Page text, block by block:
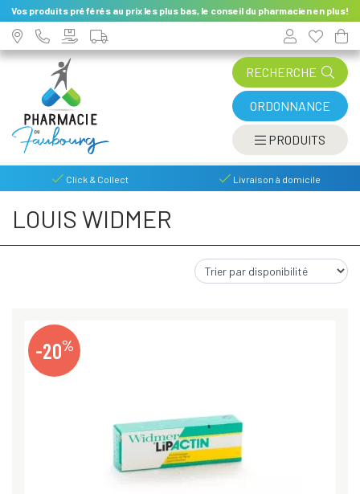
Vos produits préférés au prix les plus bas, le conseil du pharmacien en plus!
RECHERCHE
ORDONNANCE
PRODUITS
Click & Collect Livraison à domicile
LOUIS WIDMER
-20%